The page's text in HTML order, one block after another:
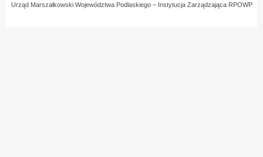
Urząd Marszałkowski Województwa Podlaskiego – Instytucja Zarządzająca RPOWP